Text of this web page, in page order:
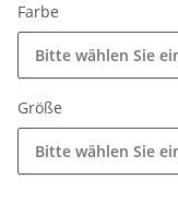
Farbe
Bitte wählen Sie
Größe
Bitte wählen Sie